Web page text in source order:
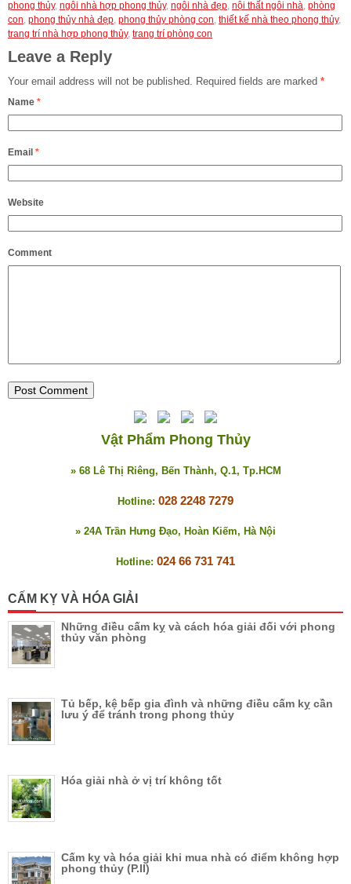
phong thủy, ngôi nhà hợp phong thủy, ngôi nhà đẹp nội thất ngôi nhà phòng
con phong thủy nhà đẹp phong thủy phòng con thiết kế nhà theo phong thủy,
trang trí nhà hợp phong thủy, trang trí phòng con
Leave a Reply
Your email address will not be published. Required fields are marked *
Name *
Email *
Website
Comment
Vật Phẩm Phong Thủy
» 68 Lê Thị Riêng, Bến Thành, Q.1, Tp.HCM
Hotline: 028 2248 7279
» 24A Trần Hưng Đạo, Hoàn Kiếm, Hà Nội
Hotline: 024 66 731 741
CẤM KỴ VÀ HÓA GIẢI
Những điều cấm kỵ và cách hóa giải đối với phong
thủy văn phòng
Tủ bếp, kệ bếp gia đình và những điều cấm kỵ cần
lưu ý để tránh trong phong thủy
Hóa giải nhà ở vị trí không tốt
Cấm kỵ và hóa giải khi mua nhà có điểm không hợp
phong thủy (P.II)